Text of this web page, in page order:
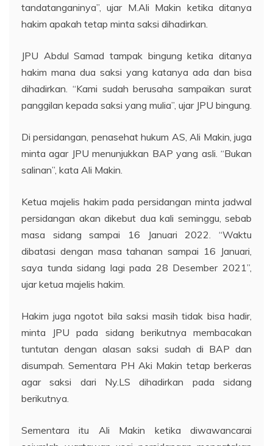
tandatanganinya”, ujar M.Ali Makin ketika ditanya
hakim apakah tetap minta saksi dihadirkan.
JPU Abdul Samad tampak bingung ketika ditanya
hakim mana dua saksi yang katanya ada dan bisa
dihadirkan. “Kami sudah berusaha sampaikan surat
panggilan kepada saksi yang mulia”, ujar JPU bingung.
Di persidangan, penasehat hukum AS, Ali Makin, juga
minta agar JPU menunjukkan BAP yang asli. “Bukan
salinan”, kata Ali Makin.
Ketua majelis hakim pada persidangan minta jadwal
persidangan akan dikebut dua kali seminggu, sebab
masa sidang sampai 16 Januari 2022. “Waktu
dibatasi dengan masa tahanan sampai 16 Januari,
saya tunda sidang lagi pada 28 Desember 2021”,
ujar ketua majelis hakim.
Hakim juga ngotot bila saksi masih tidak bisa hadir,
minta JPU pada sidang berikutnya membacakan
tuntutan dengan alasan saksi sudah di BAP dan
disumpah. Sementara PH Aki Makin tetap berkeras
agar saksi dari Ny.LS dihadirkan pada sidang
berikutnya.
Sementara itu Ali Makin ketika diwawancarai